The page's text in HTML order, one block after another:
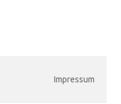
Impressum